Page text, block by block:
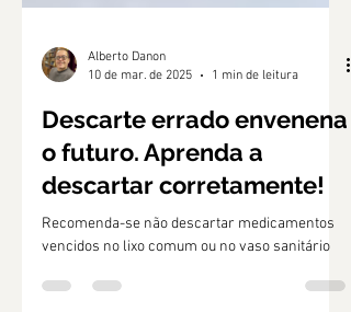
Alberto Danon
10 de mar. de 2025
1 min de leitura
Descarte errado envenena
o futuro. Aprenda a
descartar corretamente!